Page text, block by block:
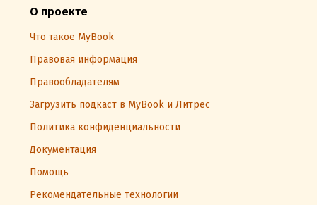
О проекте
Что такое MyBook
Правовая информация
Правообладателям
Загрузить подкаст в MyBook и Литрес
Политика конфиденциальности
Документация
Помощь
Рекомендательные технологии